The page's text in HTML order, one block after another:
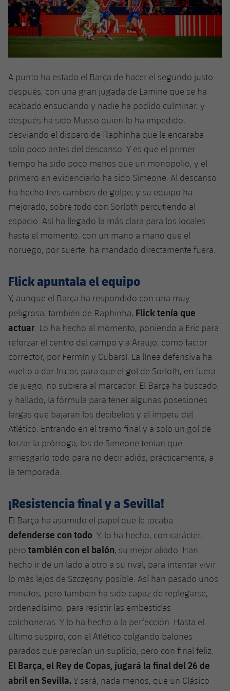
A punto ha estado el Barça de hacer el segundo justo
después, con una gran jugada de Lamine que se ha
acabado ensuciando y nadie ha podido culminar, y
después ha sido Musso quien lo ha impedido,
desviando el disparo de Raphinha que le encaraba
solo poco antes del descanso. Y es que el primer
tiempo ha sido poco menos que un monopolio, y el
primero en evidenciarlo ha sido Simeone. Al descanso
ha hecho tres cambios de golpe, y su equipo ha
mejorado, sobre todo con Sorloth percutiendo al
espacio. Así ha llegado la más clara para los locales
hasta el momento, con un mano a mano que el
noruego, por suerte, ha mandado directamente fuera.
Flick apuntala el equipo
Y, aunque el Barça ha respondido con una muy
peligrosa, también de Raphinha, Flick tenía que
actuar . Lo ha hecho al momento, poniendo a Eric para
reforzar el centro del campo y a Araujo, como factor
corrector, por Fermín y Cubarsí. La línea defensiva ha
vuelto a dar frutos para que el gol de Sorloth, en fuera
de juego, no subiera al marcador. El Barça ha buscado,
y hallado, la fórmula para tener algunas posesiones
largas que bajaran los decibelios y el ímpetu del
Atlético. Entrando en el tramo final y a solo un gol de
forzar la prórroga, los de Simeone tenían que
arriesgarlo todo para no decir adiós, prácticamente, a
la temporada.
¡Resistencia final y a Sevilla!
El Barça ha asumido el papel que le tocaba:
defenderse con todo . Y, lo ha hecho, con carácter,
pero también con el balón, su mejor aliado. Han
hecho ir de un lado a otro a su rival, para intentar vivir
lo más lejos de Szczęsny posible. Así han pasado unos
minutos, pero también ha sido capaz de replegarse,
ordenadísimo, para resistir las embestidas
colchoneras. Y lo ha hecho a la perfección. Hasta el
último suspiro, con el Atlético colgando balones
parados que parecían un suplicio, pero con final feliz.
El Barça, el Rey de Copas, jugará la final del 26 de
abril en Sevilla. Y será, nada menos, que un Clásico